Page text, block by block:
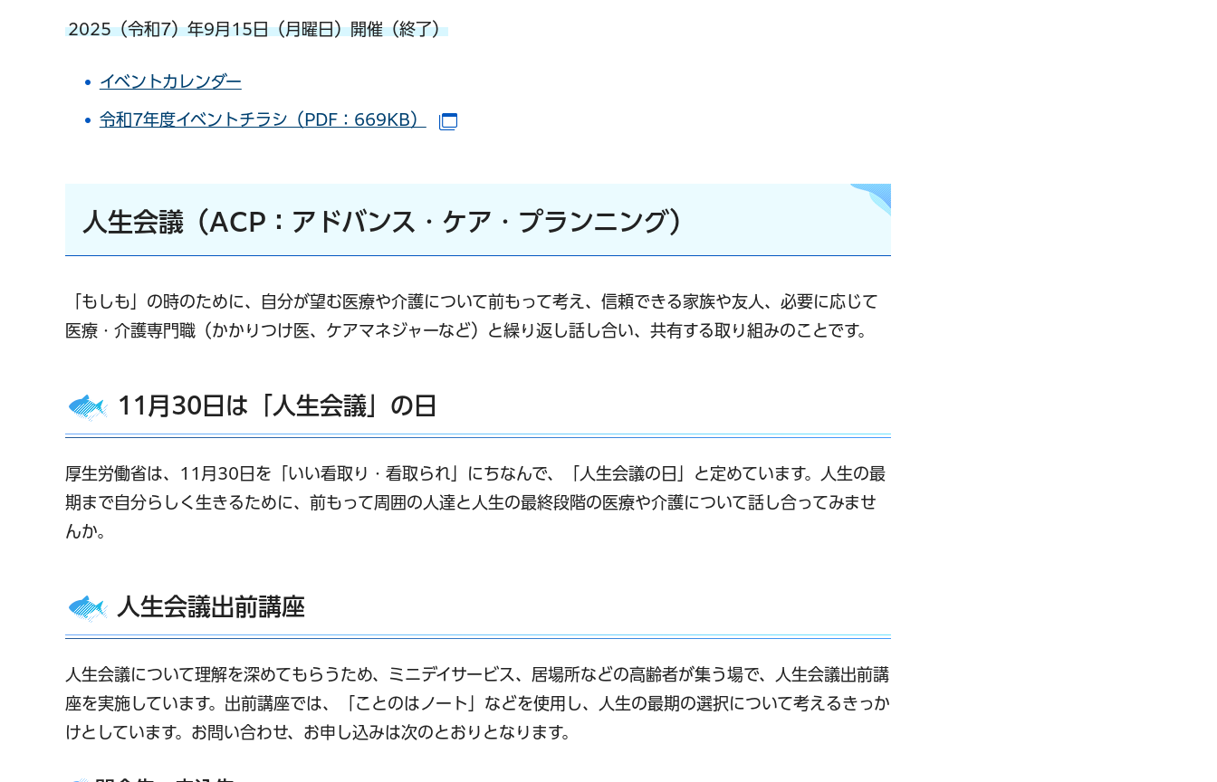
2025（令和7）年9月15日（月曜日）開催（終了）
イベントカレンダー
令和7年度イベントチラシ（PDF：669KB） （別ウインドウで開きます）
人生会議（ACP：アドバンス・ケア・プランニング）
「もしも」の時のために、自分が望む医療や介護について前もって考え、信頼できる家族や友人、必要に応じて
医療・介護専門職（かかりつけ医、ケアマネジャーなど）と繰り返し話し合い、共有する取り組みのことです。
11月30日は「人生会議」の日
厚生労働省は、11月30日を「いい看取り・看取られ」にちなんで、「人生会議の日」と定めています。人生の最
期まで自分らしく生きるために、前もって周囲の人達と人生の最終段階の医療や介護について話し合ってみませ
んか。
人生会議出前講座
人生会議について理解を深めてもらうため、ミニデイサービス、居場所などの高齢者が集う場で、人生会議出前講
座を実施しています。出前講座では、「ことのはノート」などを使用し、人生の最期の選択について考えるきっか
けとしています。お問い合わせ、お申し込みは次のとおりとなります。